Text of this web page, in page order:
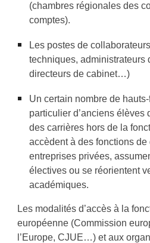
(chambres régionales des
comptes).
Les postes de
techniques, administrateurs
directeurs de cabinet…)
Un certain nombre de
particulier d’anciens élèves
des carrières hors de la
accèdent à des fonctions
entreprises privées,
électives ou se réorientent
académiques.
Les modalités d’accès à la
européenne (Commission
l’Europe, CJUE…) et aux